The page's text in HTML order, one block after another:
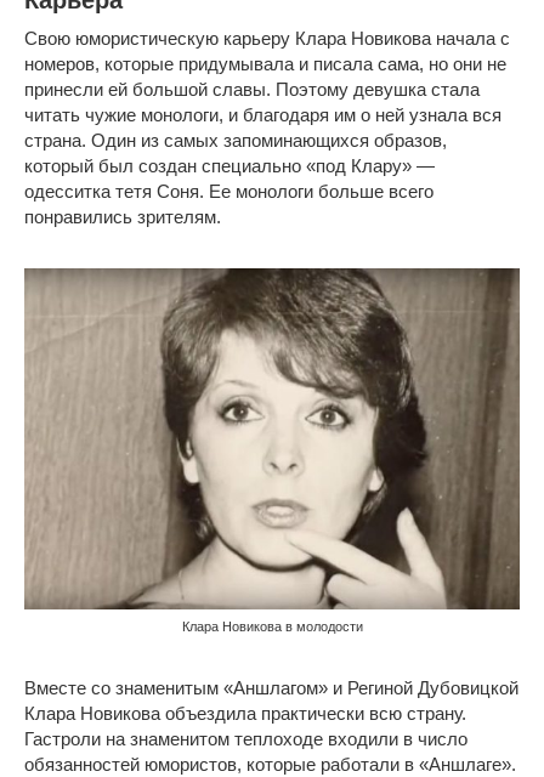
Свою юмористическую карьеру Клара Новикова начала с
номеров, которые придумывала и писала сама, но они не
принесли ей большой славы. Поэтому девушка стала
читать чужие монологи, и благодаря им о ней узнала вся
страна. Один из самых запоминающихся образов,
который был создан специально «под Клару» —
одесситка тетя Соня. Ее монологи больше всего
понравились зрителям.
Клара Новикова в молодости
Вместе со знаменитым «Аншлагом» и Региной Дубовицкой
Клара Новикова объездила практически всю страну.
Гастроли на знаменитом теплоходе входили в число
обязанностей юмористов, которые работали в «Аншлаге».